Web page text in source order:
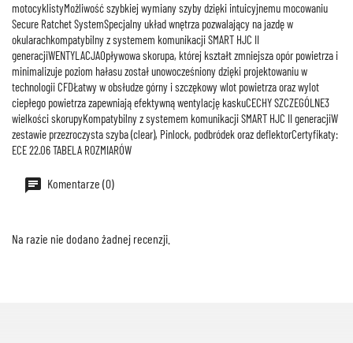
motocyklistyMożliwość szybkiej wymiany szyby dzięki intuicyjnemu mocowaniu
Secure Ratchet SystemSpecjalny układ wnętrza pozwalający na jazdę w
okularachkompatybilny z systemem komunikacji SMART HJC II
generacjiWENTYLACJAOpływowa skorupa, której kształt zmniejsza opór powietrza i
minimalizuje poziom hałasu został unowocześniony dzięki projektowaniu w
technologii CFDŁatwy w obsłudze górny i szczękowy wlot powietrza oraz wylot
ciepłego powietrza zapewniają efektywną wentylację kaskuCECHY SZCZEGÓLNE3
wielkości skorupyKompatybilny z systemem komunikacji SMART HJC II generacjiW
zestawie przezroczysta szyba (clear), Pinlock, podbródek oraz deflektorCertyfikaty:
ECE 22.06 TABELA ROZMIARÓW
Komentarze (0)
Na razie nie dodano żadnej recenzji.